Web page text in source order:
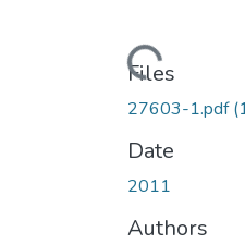
Loading...
Files
27603-1.pdf
Date
2011
Authors